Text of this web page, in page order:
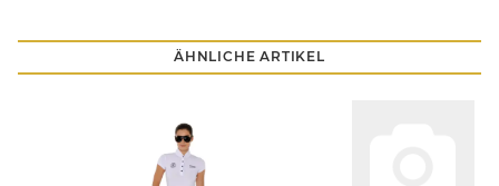
ÄHNLICHE ARTIKEL